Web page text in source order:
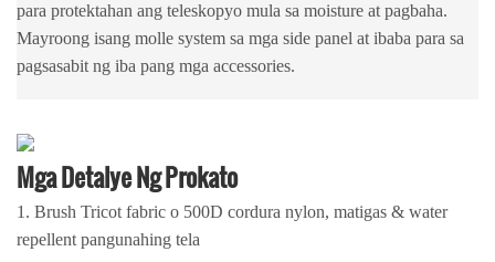
para protektahan ang teleskopyo mula sa moisture at pagbaha.
Mayroong isang molle system sa mga side panel at ibaba para sa
pagsasabit ng iba pang mga accessories.
Mga Detalye Ng Prokato
1. Brush Tricot fabric o 500D cordura nylon, matigas & water
repellent pangunahing tela